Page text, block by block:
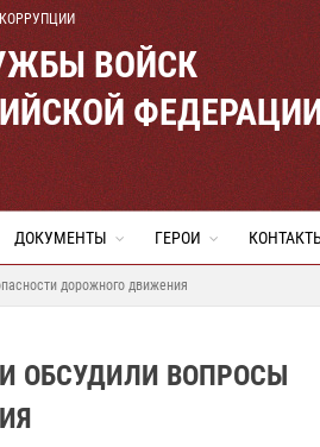
ВОЙСК
ДОКУМЕНТЫ ГЕРОИ
дорожного движения
ОБСУДИЛИ ВОПРОСЫ